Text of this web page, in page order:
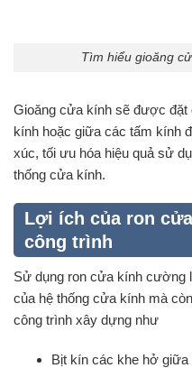
Tìm hiểu gioăng
Gioăng cửa kính sẽ được
kính hoặc giữa các tấm kính
xúc, tối ưu hóa hiệu quả sử
thống cửa kính.
Lợi ích của ron
công trình
Sử dụng ron cửa kính cường
của hệ thống cửa kính mà
công trình xây dựng như
Bịt kín các khe hở